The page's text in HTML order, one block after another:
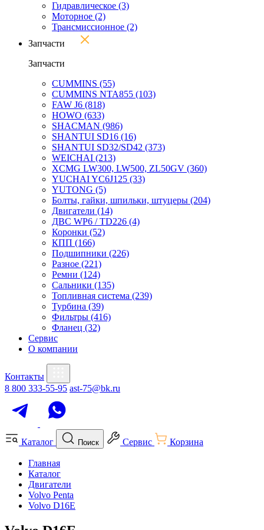
Гидравлическое (3)
Моторное (2)
Трансмиссионное (2)
Запчасти
Запчасти
CUMMINS (55)
CUMMINS NTA855 (103)
FAW J6 (818)
HOWO (633)
SHACMAN (986)
SHANTUI SD16 (16)
SHANTUI SD32/SD42 (373)
WEICHAI (213)
XCMG LW300, LW500, ZL50GV (360)
YUCHAI YC6J125 (33)
YUTONG (5)
Болты, гайки, шпильки, штуцеры (204)
Двигатели (14)
ДВС WP6 / TD226 (4)
Коронки (52)
КПП (166)
Подшипники (226)
Разное (221)
Ремни (124)
Сальники (135)
Топливная система (239)
Турбина (39)
Фильтры (416)
Фланец (32)
Сервис
О компании
Контакты
8 800 333-55-95 ast-75@bk.ru
Каталог Поиск Сервис Корзина
Главная
Каталог
Двигатели
Volvo Penta
Volvo D16E